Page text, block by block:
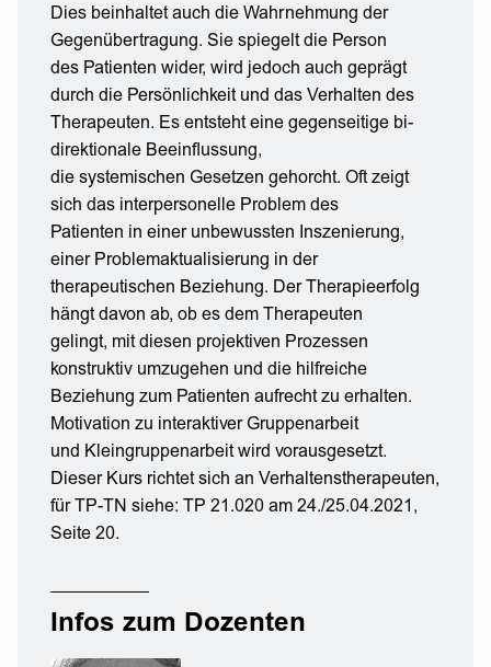
Dies beinhaltet auch die Wahrnehmung der
Gegenübertragung. Sie spiegelt die Person
des Patienten wider, wird jedoch auch geprägt
durch die Persönlichkeit und das Verhalten des
Therapeuten. Es entsteht eine gegenseitige bi-
direktionale Beeinflussung,
die systemischen Gesetzen gehorcht. Oft zeigt
sich das interpersonelle Problem des
Patienten in einer unbewussten Inszenierung,
einer Problemaktualisierung in der
therapeutischen Beziehung. Der Therapieerfolg
hängt davon ab, ob es dem Therapeuten
gelingt, mit diesen projektiven Prozessen
konstruktiv umzugehen und die hilfreiche
Beziehung zum Patienten aufrecht zu erhalten.
Motivation zu interaktiver Gruppenarbeit
und Kleingruppenarbeit wird vorausgesetzt.
Dieser Kurs richtet sich an Verhaltenstherapeuten,
für TP-TN siehe: TP 21.020 am 24./25.04.2021,
Seite 20.
Infos zum Dozenten